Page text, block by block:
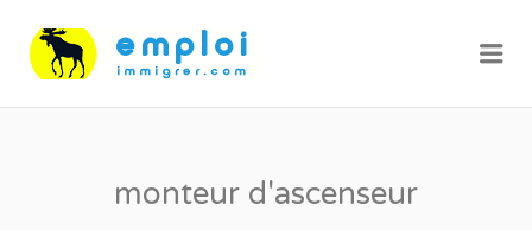
monteur d'ascenseur